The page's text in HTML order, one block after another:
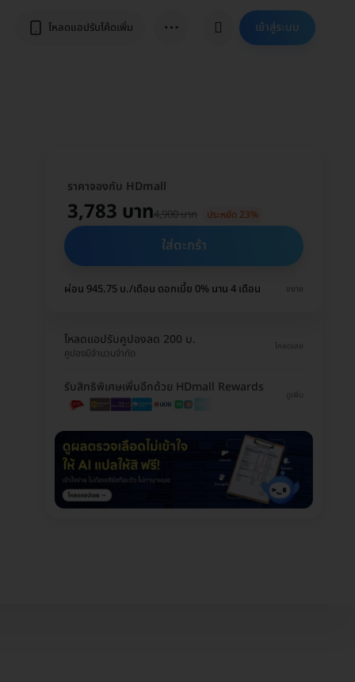
โหลดแอปรับโค้ดเพิ่ม ⋯ เข้าสู่ระบบ
ราคาจองกับ HDmall
3,783 บาท4,900 บาท ประหยัด 23%
ใส่ตะกร้า
ผ่อน 945.75 บ./เดือน ดอกเบี้ย 0% นาน 4 เดือน ขยาย
โหลดแอปรับคูปองลด 200 บ.
คูปองมีจำนวนจำกัด
โหลดเลย
รับสิทธิพิเศษเพิ่มอีกด้วย HDmall Rewards
ดูเพิ่ม